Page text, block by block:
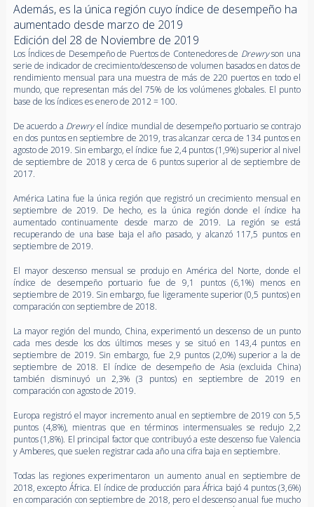
Además, es la única región cuyo índice de desempeño ha
aumentado desde marzo de 2019
Edición del 28 de Noviembre de 2019
Los Índices de Desempeño de Puertos de Contenedores de Drewryson una
serie de indicador de crecimiento/descenso de volumen basados en datos de
rendimiento mensual para una muestra de más de 220 puertos en todo el
mundo, que representan más del 75% de los volúmenes globales. El punto
base de los índices es enero de 2012 = 100.
De acuerdo a Drewryel índice mundial de desempeño portuario se contrajo
en dos puntos en septiembre de 2019, tras alcanzar cerca de 134 puntos en
agosto de 2019. Sin embargo, el índice fue 2,4 puntos (1,9%) superior al nivel
de septiembre de 2018 y cerca de 6 puntos superior al de septiembre de
2017.
América Latina fue la única región que registró un crecimiento mensual en
septiembre de 2019. De hecho, es la única región donde el índice ha
aumentado continuamente desde marzo de 2019. La región se está
recuperando de una base baja el año pasado, y alcanzó 117,5 puntos en
septiembre de 2019.
El mayor descenso mensual se produjo en América del Norte, donde el
índice de desempeño portuario fue de 9,1 puntos (6,1%) menos en
septiembre de 2019. Sin embargo, fue ligeramente superior (0,5 puntos) en
comparación con septiembre de 2018.
La mayor región del mundo, China, experimentó un descenso de un punto
cada mes desde los dos últimos meses y se situó en 143,4 puntos en
septiembre de 2019. Sin embargo, fue 2,9 puntos (2,0%) superior a la de
septiembre de 2018. El índice de desempeño de Asia (excluida China)
también disminuyó un 2,3% (3 puntos) en septiembre de 2019 en
comparación con agosto de 2019.
Europa registró el mayor incremento anual en septiembre de 2019 con 5,5
puntos (4,8%), mientras que en términos intermensuales se redujo 2,2
puntos (1,8%). El principal factor que contribuyó a este descenso fue Valencia
y Amberes, que suelen registrar cada año una cifra baja en septiembre.
Todas las regiones experimentaron un aumento anual en septiembre de
2018, excepto África. El índice de producción para África bajó 4 puntos (3,6%)
en comparación con septiembre de 2018, pero el descenso anual fue mucho